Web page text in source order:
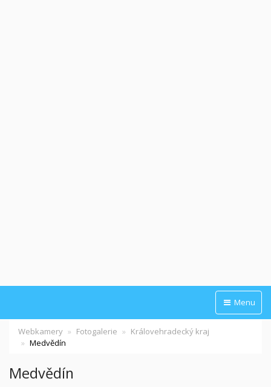
Menu
Webkamery Fotogalerie
Královehradecký kraj
Medvědín
Medvědín